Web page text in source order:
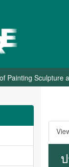
Painting Sculpture